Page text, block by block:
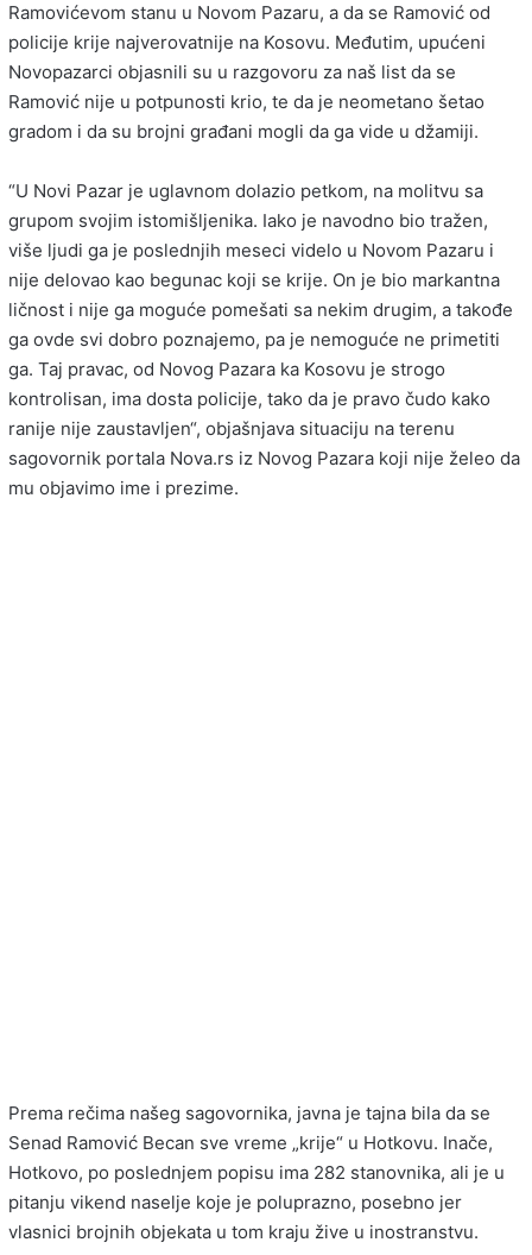
Ramovićevom stanu u Novom Pazaru, a da se Ramović od
policije krije najverovatnije na Kosovu. Međutim, upućeni
Novopazarci objasnili su u razgovoru za naš list da se
Ramović nije u potpunosti krio, te da je neometano šetao
gradom i da su brojni građani mogli da ga vide u džamiji.
“U Novi Pazar je uglavnom dolazio petkom, na molitvu sa
grupom svojim istomišljenika. Iako je navodno bio tražen,
više ljudi ga je poslednjih meseci videlo u Novom Pazaru i
nije delovao kao begunac koji se krije. On je bio markantna
ličnost i nije ga moguće pomešati sa nekim drugim, a takođe
ga ovde svi dobro poznajemo, pa je nemoguće ne primetiti
ga. Taj pravac, od Novog Pazara ka Kosovu je strogo
kontrolisan, ima dosta policije, tako da je pravo čudo kako
ranije nije zaustavljen“, objašnjava situaciju na terenu
sagovornik portala Nova.rs iz Novog Pazara koji nije želeo da
mu objavimo ime i prezime.
Prema rečima našeg sagovornika, javna je tajna bila da se
Senad Ramović Becan sve vreme „krije“ u Hotkovu. Inače,
Hotkovo, po poslednjem popisu ima 282 stanovnika, ali je u
pitanju vikend naselje koje je poluprazno, posebno jer
vlasnici brojnih objekata u tom kraju žive u inostranstvu.